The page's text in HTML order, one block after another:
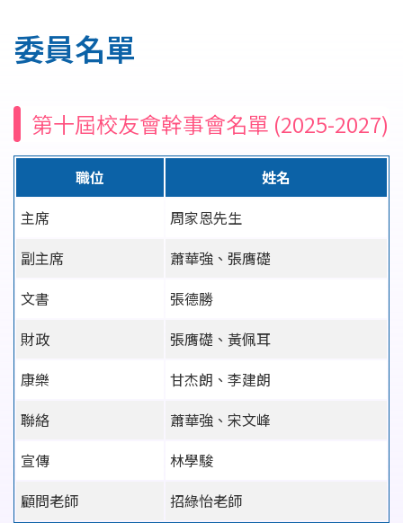
連
結
委員名單
第十屆校友會幹事會名單 (2025-2027)
職位
姓名
主席
周家恩先生
副主席
蕭華強、張膺礎
文書
張德勝
財政
張膺礎、黃佩耳
康樂
甘杰朗、李建朗
聯絡
蕭華強、宋文峰
宣傳
林學駿
顧問老師
招綠怡老師